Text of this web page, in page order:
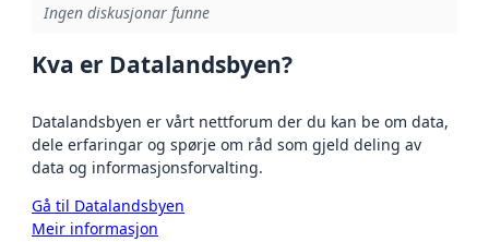
Ingen diskusjonar funne
Kva er Datalandsbyen?
Datalandsbyen er vårt nettforum der du kan be om data,
dele erfaringar og spørje om råd som gjeld deling av
data og informasjonsforvalting.
Gå til Datalandsbyen
Meir informasjon